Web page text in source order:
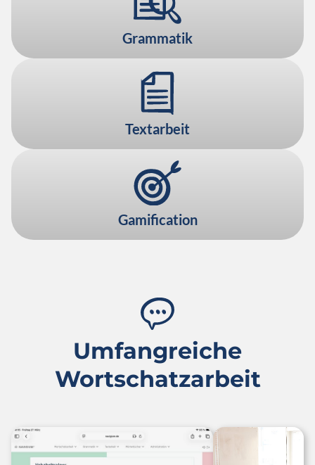
Grammatik
Textarbeit
Gamification
Umfangreiche
Wortschatzarbeit